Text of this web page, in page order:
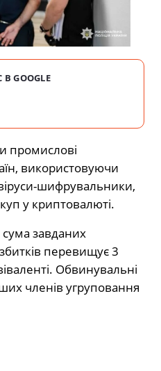
GOOGLE
промислові
використовуючи
шифрувальники,
у криптовалюті.
завданих
перевищує 3
Обвинувальні
членів угруповання